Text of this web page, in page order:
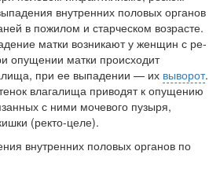
внутренних половых органов
в пожилом и старческом возрасте.
матки возникают у женщин с ре­
опущении матки происходит
при ее выпадении — их выворот.
влагалища приво­дят к опущению
с ними мочевого пузыря,
(ректо-целе).
внутренних половых ор­ганов по